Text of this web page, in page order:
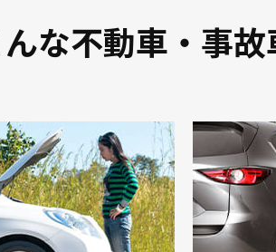
な不動車・事